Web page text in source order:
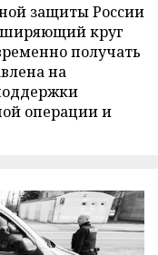
защиты России
круг
получать
на
операции и